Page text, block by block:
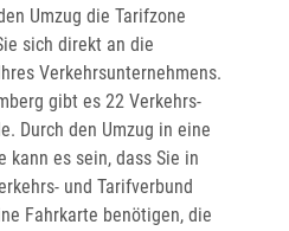
Umzug die Tarifzone
sich direkt an die
Verkehrsunternehmens.
gibt es 22 Verkehrs-
Durch den Umzug in eine
kann es sein, dass Sie in
und Tarifverbund
Fahrkarte benötigen, die